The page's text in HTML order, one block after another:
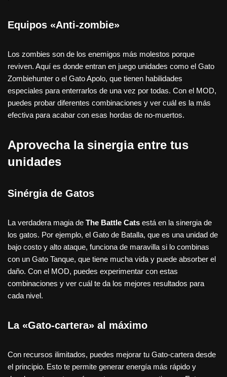
Equipos «Anti-zombie»
Los zombies son de los enemigos más molestos porque
reviven. Aquí es donde entran en juego unidades como el Gato
Zombiehunter o el Gato Apolo, que tienen habilidades
especiales para enterrarlos de una vez por todas. Con el MOD,
puedes probar diferentes combinaciones y ver cuál es la más
efectiva para acabar con esas hordas de no-muertos.
Aprovecha la sinergia entre tus
unidades
Sinérgia de Gatos
La verdadera magia de The Battle Cats está en la sinergia de
los gatos. Por ejemplo, el Gato de Batalla, que es una unidad de
bajo costo y alto ataque, funciona de maravilla si lo combinas
con un Gato Tanque, que tiene mucha vida y puede absorber el
daño. Con el MOD, puedes experimentar con estas
combinaciones y ver cuál te da los mejores resultados para
cada nivel.
La «Gato-cartera» al máximo
Con recursos ilimitados, puedes mejorar tu Gato-cartera desde
el principio. Esto te permite generar energía más rápido y